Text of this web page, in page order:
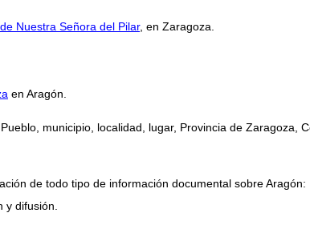
Nuestra Señora del Pilar, en Zaragoza.
en Aragón.
municipio, localidad, lugar, Provincia de
de todo tipo de información documental sobre
difusión.